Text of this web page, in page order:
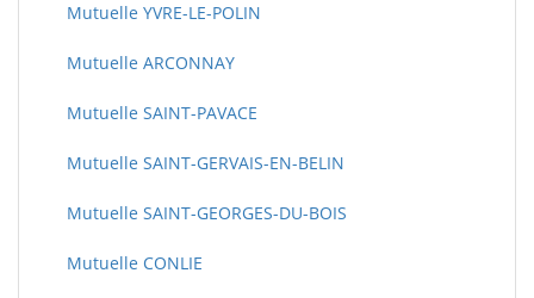
Mutuelle YVRE-LE-POLIN
Mutuelle ARCONNAY
Mutuelle SAINT-PAVACE
Mutuelle SAINT-GERVAIS-EN-BELIN
Mutuelle SAINT-GEORGES-DU-BOIS
Mutuelle CONLIE